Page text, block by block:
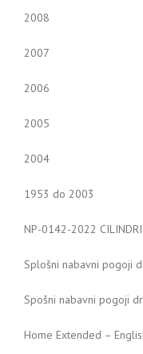
2008
2007
2006
2005
2004
1953 do 2003
NP-0142-2022 CILINDRI
Splošni nabavni pogoji
Spošni nabavni pogoji
Home Extended –